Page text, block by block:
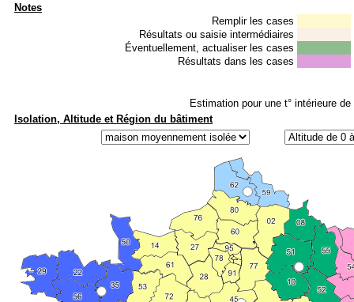
Notes
Remplir les cases
Résultats ou saisie intermédiaires
Éventuellement, actualiser les cases
Résultats dans les cases
Estimation pour une t° intérieure de
Isolation, Altitude et Région du bâtiment